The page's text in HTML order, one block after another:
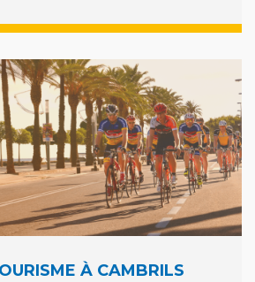
À CAMBRILS